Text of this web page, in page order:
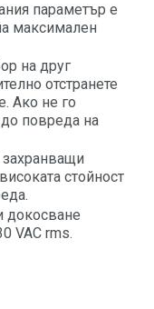
параметър е
максимален
на друг
отстранете
Ако не го
повреда на
стойност
докосване
VAC rms.